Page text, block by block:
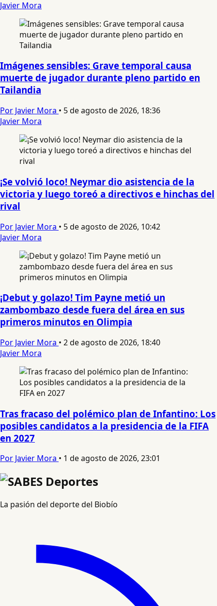
Javier Mora
Imágenes sensibles: Grave temporal causa
muerte de jugador durante pleno partido en
Tailandia
Por Javier Mora • 5 de agosto de 2026, 18:36
Javier Mora
¡Se volvió loco! Neymar dio asistencia de la
victoria y luego toreó a directivos e hinchas del
rival
Por Javier Mora • 5 de agosto de 2026, 10:42
Javier Mora
¡Debut y golazo! Tim Payne metió un
zambombazo desde fuera del área en sus
primeros minutos en Olimpia
Por Javier Mora • 2 de agosto de 2026, 18:40
Javier Mora
Tras fracaso del polémico plan de Infantino: Los
posibles candidatos a la presidencia de la FIFA
en 2027
Por Javier Mora • 1 de agosto de 2026, 23:01
La pasión del deporte del Biobío